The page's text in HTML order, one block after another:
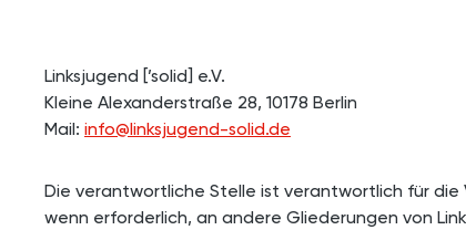
Linksjugend [’solid] e.V.
Kleine Alexanderstraße 28, 10178 Berlin
Mail: info@linksjugend-solid.de
Die verantwortliche Stelle ist verantwortlich für
wenn erforderlich, an andere Gliederungen von